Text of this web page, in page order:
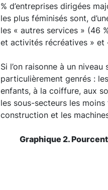
% d’entreprises dirigées
les plus féminisés sont,
les « autres services » (46
et activités récréatives » et
Si l’on raisonne à un
particulièrement genrés :
enfants, à la coiffure, aux
les sous-secteurs les
construction et les
Graphique 2.